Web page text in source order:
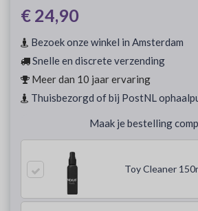
€ 24,90
Bezoek onze winkel in Amsterdam
Snelle en discrete verzending
Meer dan 10 jaar ervaring
Thuisbezorgd of bij PostNL
Maak je bestelling
Toy Cleaner